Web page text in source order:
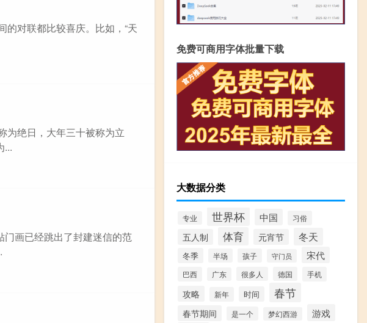
对联都比较喜庆。比如，“天
为绝日，大年三十被称为立
...
门画已经跳出了封建迷信的范
免费可商用字体批量下载
大数据分类
专业 世界杯 中国 习俗
五人制 体育 元宵节 冬天
冬季 半场 孩子 守门员 宋代
巴西 广东 很多人 德国 手机
攻略 新年 时间 春节
春节期间 是一个 梦幻西游 游戏